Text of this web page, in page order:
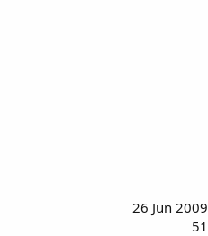
26 Jun 2009
51